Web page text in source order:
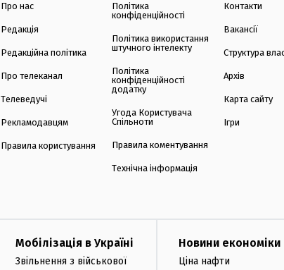
Про нас
Редакція
Редакційна політика
Про телеканал
Телеведучі
Рекламодавцям
Правила користування
Політика
конфіденційності
Політика використання
штучного інтелекту
Політика
конфіденційності
додатку
Угода Користувача
Спільноти
Правила коментування
Технічна інформація
Контакти
Вакансії
Структура
Архів
Карта сайту
Ігри
Мобілізація в Україні
Звільнення з військової
Новини економіки
Ціна нафти